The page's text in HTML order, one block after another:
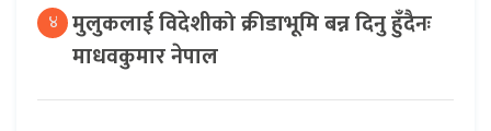
४ मुलुकलाई विदेशीको क्रीडाभूमि बन्न दिनु हुँदैनः
माधवकुमार नेपाल